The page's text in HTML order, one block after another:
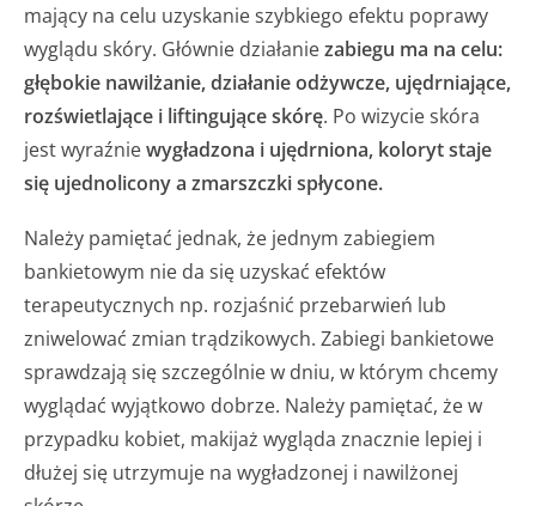
mający na celu uzyskanie szybkiego efektu poprawy
wyglądu skóry. Głównie działaniezabiegu ma na celu:
głębokie nawilżanie, działanie odżywcze, ujędrniające,
rozświetlające i liftingujące skórę. Po wizycie skóra
jest wyraźniewygładzona i ujędrniona, koloryt staje
się ujednolicony a zmarszczki spłycone.
Należy pamiętać jednak, że jednym zabiegiem
bankietowym nie da się uzyskać efektów
terapeutycznych np. rozjaśnić przebarwień lub
zniwelować zmian trądzikowych. Zabiegi bankietowe
sprawdzają się szczególnie w dniu, w którym chcemy
wyglądać wyjątkowo dobrze. Należy pamiętać, że w
przypadku kobiet, makijaż wygląda znacznie lepiej i
dłużej się utrzymuje na wygładzonej i nawilżonej